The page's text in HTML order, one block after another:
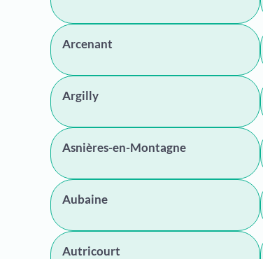
Arcenant
Argilly
Asnières-en-Montagne
Aubaine
Autricourt